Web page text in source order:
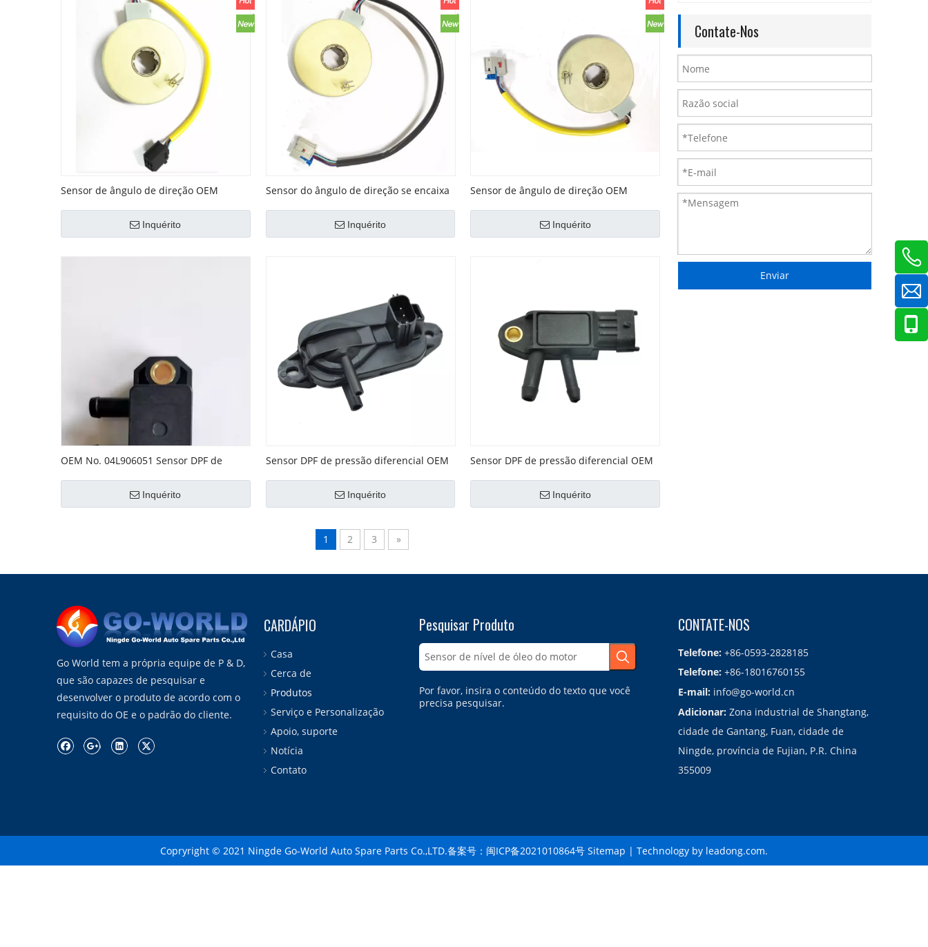
Sensor de ângulo de direção OEM
Inquérito
Sensor do ângulo de direção se encaixa
Inquérito
Sensor de ângulo de direção OEM
Inquérito
OEM No. 04L906051 Sensor DPF de
Inquérito
Sensor DPF de pressão diferencial OEM
Inquérito
Sensor DPF de pressão diferencial OEM
Inquérito
1 2 3 »
Contate-Nos
Enviar
Go World tem a própria equipe de P & D,
que são capazes de pesquisar e
desenvolver o produto de acordo com o
requisito do OE e o padrão do cliente.
CARDÁPIO
Casa
Cerca de
Produtos
Serviço e Personalização
Apoio, suporte
Notícia
Contato
Pesquisar Produto
Por favor, insira o conteúdo do texto que você
precisa pesquisar.
CONTATE-NOS
Telefone: +86-0593-2828185
Telefone: +86-18016760155
E-mail: info@go-world.cn
Adicionar: Zona industrial de Shangtang,
cidade de Gantang, Fuan, cidade de
Ningde, província de Fujian, P.R. China
355009
Copryright © 2021 Ningde Go-World Auto Spare Parts Co.,LTD.备案号： 闽ICP备2021010864号 Sitemap | Technology by leadong.com.